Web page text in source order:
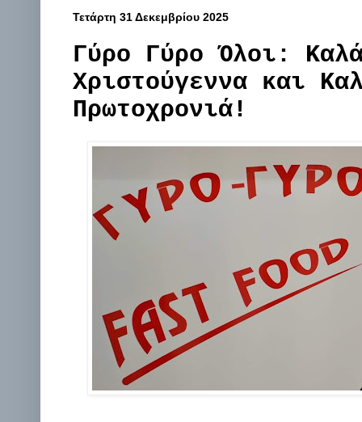
Τετάρτη 31 Δεκεμβρίου 2025
Γύρο Γύρο Όλοι:
Χριστούγεννα και
Πρωτοχρονιά!